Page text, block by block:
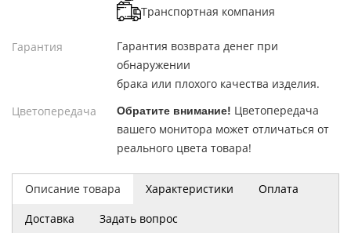
Описание товара Характеристики
Оплата
Доставка
Задать вопрос
Транспортная компания
Гарантия
Гарантия возврата денег при
обнаружении
брака или плохого качества изделия.
Цветопередача
Обратите внимание! Цветопередача
вашего монитора может отличаться от
реального цвета товара!